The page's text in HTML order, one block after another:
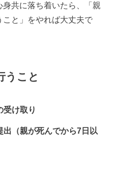
共に落ち着いたら、「親
と」をやれば大丈夫で
うこと
受け取り
（親が死んでから7日以